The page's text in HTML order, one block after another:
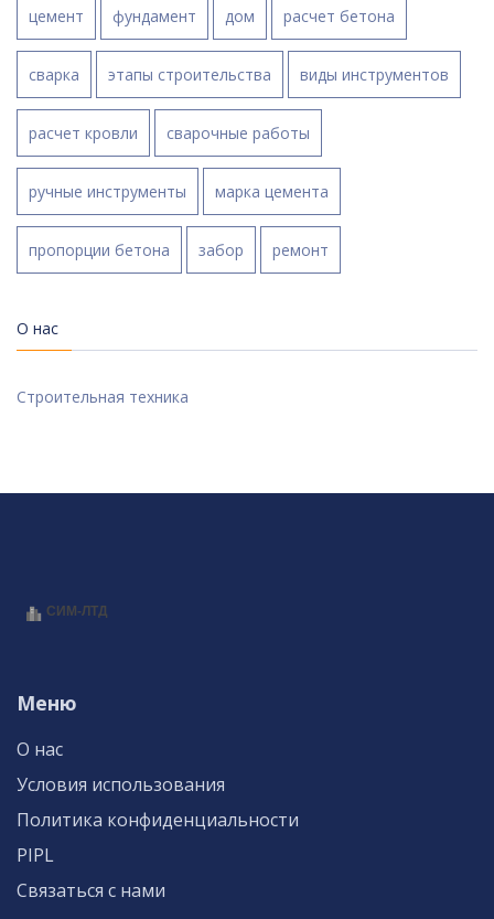
цемент фундамент дом расчет бетона
сварка этапы строительства виды инструментов
расчет кровли сварочные работы
ручные инструменты марка цемента
пропорции бетона забор ремонт
О нас
Строительная техника
Меню
О нас
Условия использования
Политика конфиденциальности
PIPL
Связаться с нами